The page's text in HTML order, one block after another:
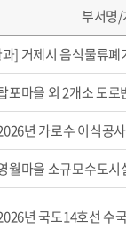
부서명/
] 거제시 음식물류폐
포마을 외 2개소 도로
년 가로수 이식공
월마을 소규모수도시
년 국도14호선 수